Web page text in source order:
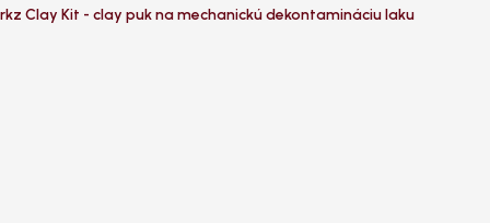
Clay Kit - clay puk na mechanickú dekontamináciu laku